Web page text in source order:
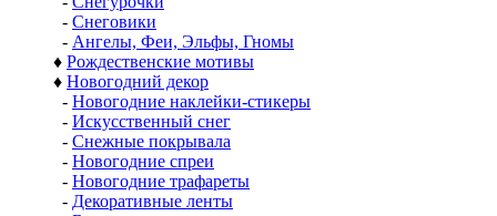
- Снеговики
- Ангелы, Феи, Эльфы, Гномы
♦ Рождественские мотивы
♦ Новогодний декор
- Новогодние наклейки-стикеры
- Искусственный снег
- Снежные покрывала
- Новогодние спреи
- Новогодние трафареты
- Декоративные ленты